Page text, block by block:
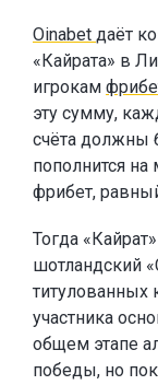
Oinabet даёт
«Кайрата» в
игрокам
эту сумму,
счёта должны
пополнится
фрибет,
Тогда
шотландский
титулованных
участника
общем этапе
победы, но